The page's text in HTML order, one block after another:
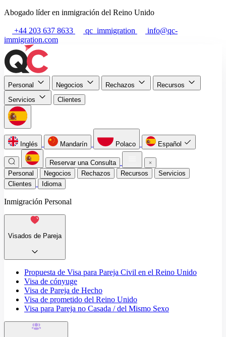
Abogado líder en inmigración del Reino Unido
+44 203 637 8633 qc_immigration
info@qc-
immigration.com
Personal Negocios Rechazos
Recursos
Servicios
Clientes
Inglés Mandarín Polaco Español
Reservar una Consulta
Personal
Negocios Rechazos Recursos
Servicios
Clientes
Idioma
Inmigración Personal
Visados de Pareja
Propuesta de Visa para Pareja Civil en el Reino Unido
Visa de cónyuge
Visa de Pareja de Hecho
Visa de prometido del Reino Unido
Visa para Pareja no Casada / del Mismo Sexo